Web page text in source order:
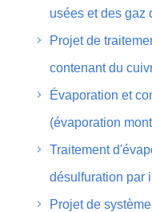
usées et des gaz
Projet de
contenant du
Évaporation et
(évaporation
Traitement
désulfuration par
Projet de